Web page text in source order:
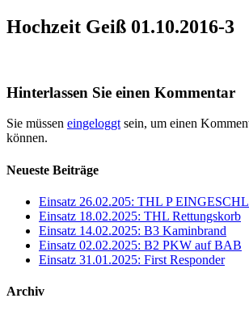
Hochzeit Geiß 01.10.2016-3
Hinterlassen Sie einen Kommentar
Sie müssen eingeloggt sein, um einen
können.
Neueste Beiträge
Einsatz 26.02.205: THL P
Einsatz 18.02.2025: THL Rettungskorb
Einsatz 14.02.2025: B3 Kaminbrand
Einsatz 02.02.2025: B2 PKW auf BAB
Einsatz 31.01.2025: First Responder
Archiv